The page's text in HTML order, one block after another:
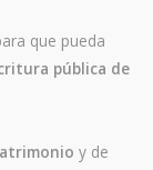
que pueda
pública de
y de